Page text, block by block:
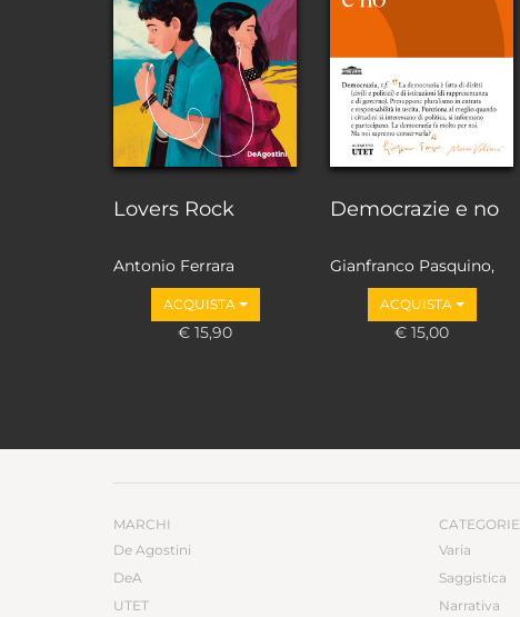
Lovers Rock
Antonio Ferrara
ACQUISTA
€ 15,90
Democrazie e no
Gianfranco Pasquino,
Marco Valbruzzi
ACQUISTA
€ 15,00
MARCHI
De Agostini
DeA
UTET
CATEGORIE
Varia
Saggistica
Narrativa